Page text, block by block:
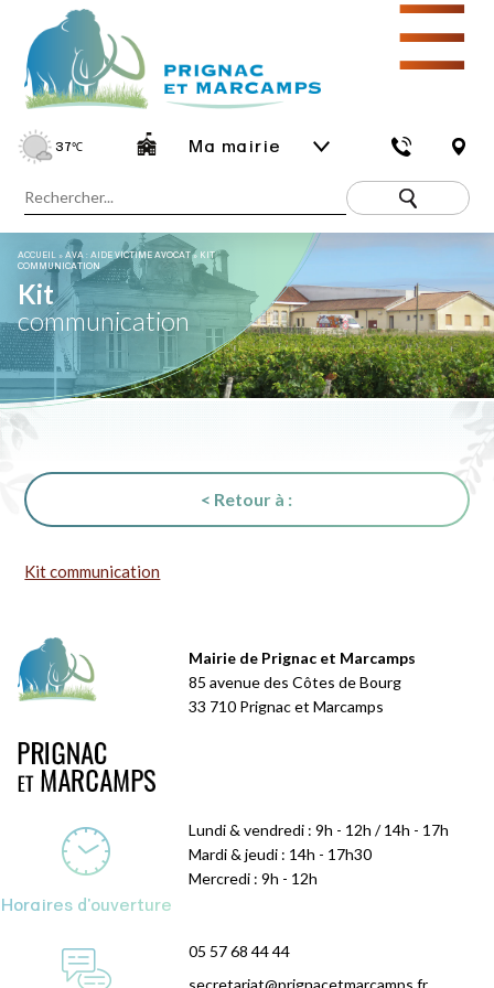
37℃ Ma mairie
☰
ACCUEIL »AVA : AIDE VICTIME AVOCAT» KIT
COMMUNICATION
Kit
communication
< Retour à :
Kit communication
Mairie de Prignac et Marcamps
85 avenue des Côtes de Bourg
33 710 Prignac et Marcamps
Horaires d'ouverture
Lundi & vendredi : 9h - 12h / 14h - 17h
Mardi & jeudi : 14h - 17h30
Mercredi : 9h - 12h
05 57 68 44 44